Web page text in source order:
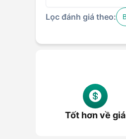
nhân viên tư vấn, hỗ trợ
Lọc đánh giá theo:
Tốt hơn về giá